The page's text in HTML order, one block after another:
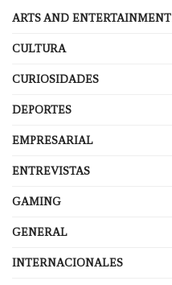
ARTS AND ENTERTAINMENT
CULTURA
CURIOSIDADES
DEPORTES
EMPRESARIAL
ENTREVISTAS
GAMING
GENERAL
INTERNACIONALES